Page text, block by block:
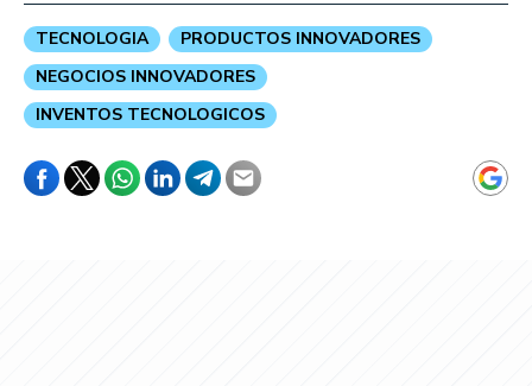
TECNOLOGIA
PRODUCTOS INNOVADORES
NEGOCIOS INNOVADORES
INVENTOS TECNOLOGICOS